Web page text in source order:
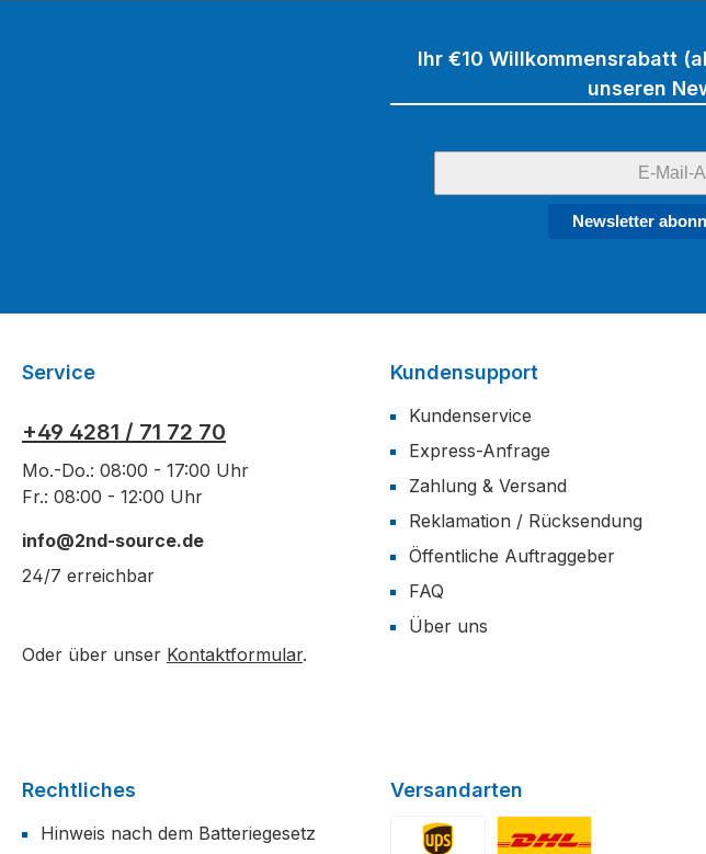
Ihr €10 Willkommensrabatt
unseren
Newsletter
Service
+49 4281 / 71 72 70
Mo.-Do.: 08:00 - 17:00 Uhr
Fr.: 08:00 - 12:00 Uhr
info@2nd-source.de
24/7 erreichbar
Oder über unser Kontaktformular.
Kundensupport
Kundenservice
Express-Anfrage
Zahlung & Versand
Reklamation / Rücksendung
Öffentliche Auftraggeber
FAQ
Über uns
Rechtliches
Hinweis nach dem Batteriegesetz
Versandarten